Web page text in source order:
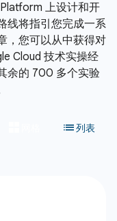
上设计和开
线将指引您完成一系
，您可以从中获得对
Cloud 技术实操经
余的 700 多个实验